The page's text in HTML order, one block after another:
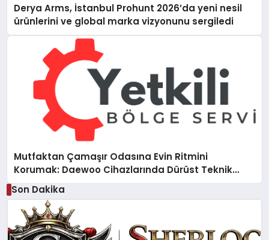
Derya Arms, İstanbul Prohunt 2026’da yeni nesil
ürünlerini ve global marka vizyonunu sergiledi
Mutfaktan Çamaşır Odasına Evin Ritmini
Korumak: Daewoo Cihazlarında Dürüst Teknik
Destek Deneyimi
Son Dakika